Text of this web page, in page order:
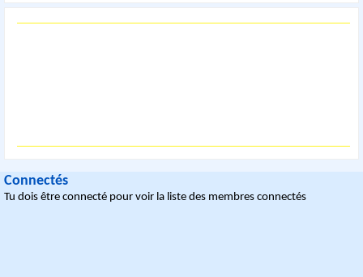
Connectés
Tu dois être connecté pour voir la liste des membres connectés